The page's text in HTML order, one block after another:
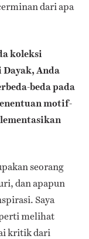
dari apa
koleksi
Anda
beda pada
motif-
seorang
dan apapun
Saya
melihat
kritik dari